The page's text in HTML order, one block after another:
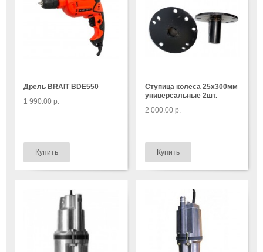
Дрель BRAIT BDE550
1 990.00 р.
Ступица колеса 25x300мм
универсальные 2шт.
2 000.00 р.